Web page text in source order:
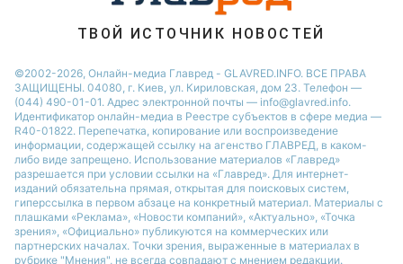
ТВОЙ ИСТОЧНИК НОВОСТЕЙ
©2002-2026, Онлайн-медиа Главред - GLAVRED.INFO. ВСЕ ПРАВА
ЗАЩИЩЕНЫ. 04080, г. Киев, ул. Кириловская, дом 23. Телефон —
(044) 490-01-01. Адрес электронной почты — info@glavred.info.
Идентификатор онлайн-медиа в Реестре cубъектов в сфере медиа —
R40-01822. Перепечатка, копирование или воспроизведение
информации, содержащей ссылку на агенство ГЛАВРЕД, в каком-
либо виде запрещено. Использование материалов «Главред»
разрешается при условии ссылки на «Главред». Для интернет-
изданий обязательна прямая, открытая для поисковых систем,
гиперссылка в первом абзаце на конкретный материал. Материалы с
плашками «Реклама», «Новости компаний», «Актуально», «Точка
зрения», «Официально» публикуются на коммерческих или
партнерских началах. Точки зрения, выраженные в материалах в
рубрике "Мнения", не всегда совпадают с мнением редакции.